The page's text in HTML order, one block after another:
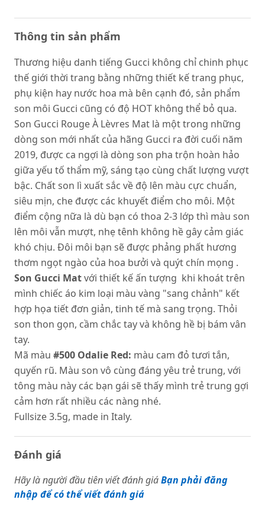
Thông tin sản phẩm
Thương hiệu danh tiếng Gucci không chỉ chinh phục
thế giới thời trang bằng những thiết kế trang phục,
phụ kiện hay nước hoa mà bên cạnh đó, sản phẩm
son môi Gucci cũng có độ HOT không thể bỏ qua.
Son Gucci Rouge À Lèvres Mat là một trong những
dòng son mới nhất của hãng Gucci ra đời cuối năm
2019, được ca ngợi là dòng son pha trộn hoàn hảo
giữa yếu tố thẩm mỹ, sáng tạo cùng chất lượng vượt
bậc. Chất son lì xuất sắc về độ lên màu cực chuẩn,
siêu mịn, che được các khuyết điểm cho môi. Một
điểm cộng nữa là dù bạn có thoa 2-3 lớp thì màu son
lên môi vẫn mượt, nhẹ tênh không hề gây cảm giác
khó chịu. Đôi môi bạn sẽ được phảng phất hương
thơm ngọt ngào của hoa bưởi và quýt chín mọng .
Son Gucci Matvới thiết kế ấn tượng khi khoát trên
mình chiếc áo kim loại màu vàng "sang chảnh" kết
hợp họa tiết đơn giản, tinh tế mà sang trọng. Thỏi
son thon gọn, cầm chắc tay và không hề bị bám vân
tay.
Mã màu #500 Odalie Red: màu cam đỏ tươi tắn,
quyến rũ. Màu son vô cùng đáng yêu trẻ trung, với
tông màu này các bạn gái sẽ thấy mình trẻ trung gợi
cảm hơn rất nhiều các nàng nhé.
Fullsize 3.5g, made in Italy.
Đánh giá
Hãy là người đầu tiên viết đánh giáBạn phải đăng
nhập để có thể viết đánh giá